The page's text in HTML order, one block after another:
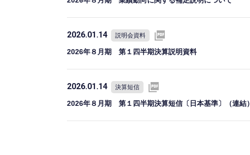
2026.01.14 説明会資料
2026年８月期 第１四半期決算説明資料
2026.01.14 決算短信
2026年８月期 第１四半期決算短信〔日本基準〕（連結）